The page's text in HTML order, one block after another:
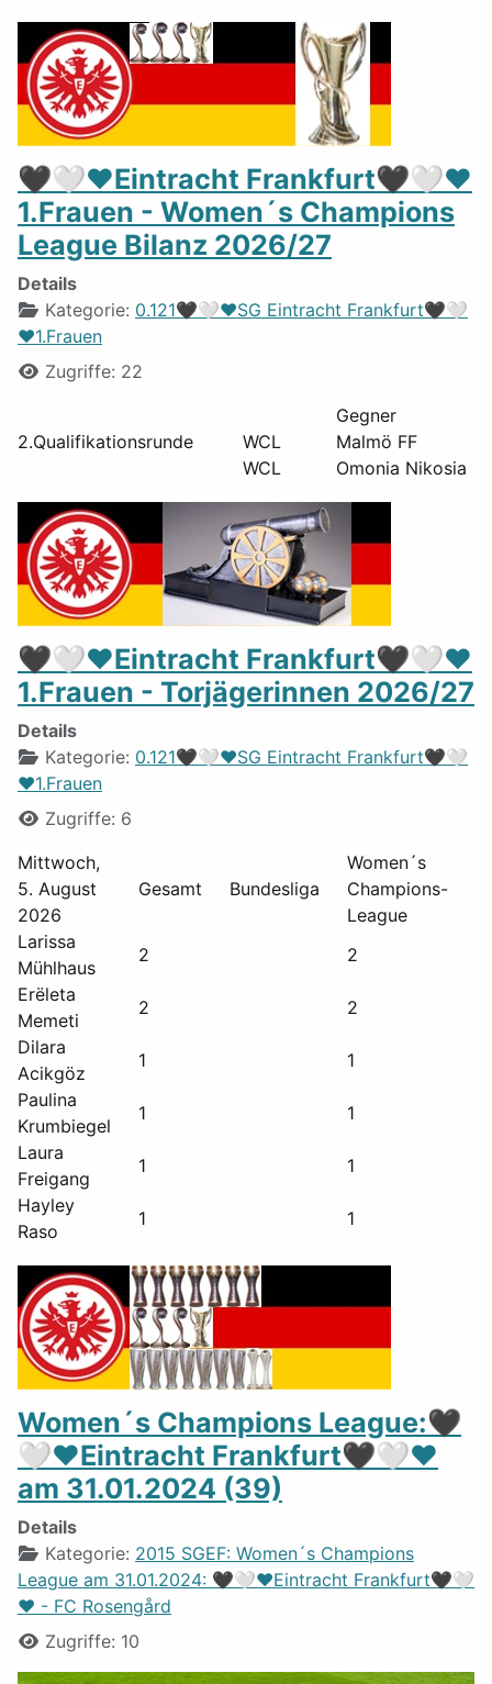
🖤🤍❤️Eintracht Frankfurt🖤🤍❤️
1.Frauen - Women´s Champions
League Bilanz 2026/27
Details
Kategorie: 0.121🖤🤍❤️SG Eintracht Frankfurt🖤🤍
❤️1.Frauen
Zugriffe: 22
2.Qualifikationsrunde
WCL
Malmö FF
WCL
Omonia Nikosia
🖤🤍❤️Eintracht Frankfurt🖤🤍❤️
1.Frauen - Torjägerinnen 2026/27
Details
Kategorie: 0.121🖤🤍❤️SG Eintracht Frankfurt🖤🤍
❤️1.Frauen
Zugriffe: 6
Mittwoch,
5. August
2026
Gesamt Bundesliga
Women´s
Champions-
League
Larissa
Mühlhaus
2
2
Erëleta
Memeti
2
2
Dilara
Acikgöz
1
1
Paulina
Krumbiegel
1
1
Laura
Freigang
1
1
Hayley
Raso
1 1
Women´s Champions League:🖤
🤍❤️Eintracht Frankfurt🖤🤍❤️
am 31.01.2024 (39)
Details
Kategorie: 2015 SGEF: Women´s Champions
League am 31.01.2024: 🖤🤍❤️Eintracht Frankfurt🖤🤍
❤️ - FC Rosengård
Zugriffe: 10